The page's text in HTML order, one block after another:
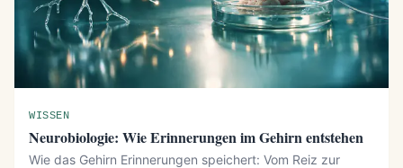
WISSEN
Neurobiologie: Wie Erinnerungen im Gehirn entstehen
Wie das Gehirn Erinnerungen speichert: Vom Reiz zur